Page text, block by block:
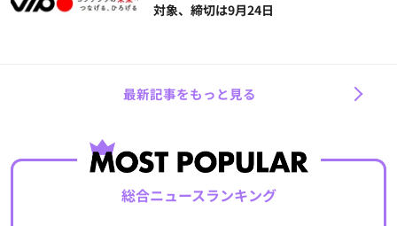
対象、締切は9月24日
最新記事をもっと見る
総合ニュースランキング